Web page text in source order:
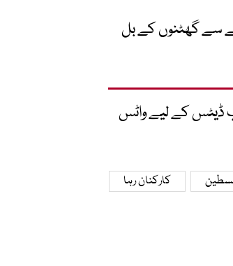
سے گھٹنوں کے بل
ڈیٹس کے لیے واٹس
کارکنان رہا